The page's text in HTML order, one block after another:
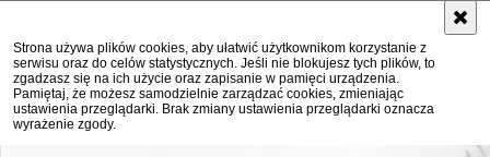
Strona używa plików cookies, aby ułatwić użytkownikom korzystanie z
serwisu oraz do celów statystycznych. Jeśli nie blokujesz tych plików, to
zgadzasz się na ich użycie oraz zapisanie w pamięci urządzenia.
Pamiętaj, że możesz samodzielnie zarządzać cookies, zmieniając
ustawienia przeglądarki. Brak zmiany ustawienia przeglądarki oznacza
wyrażenie zgody.